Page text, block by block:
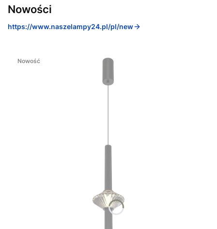
Nowości
https://www.naszelampy24.pl/pl/new
Nowość